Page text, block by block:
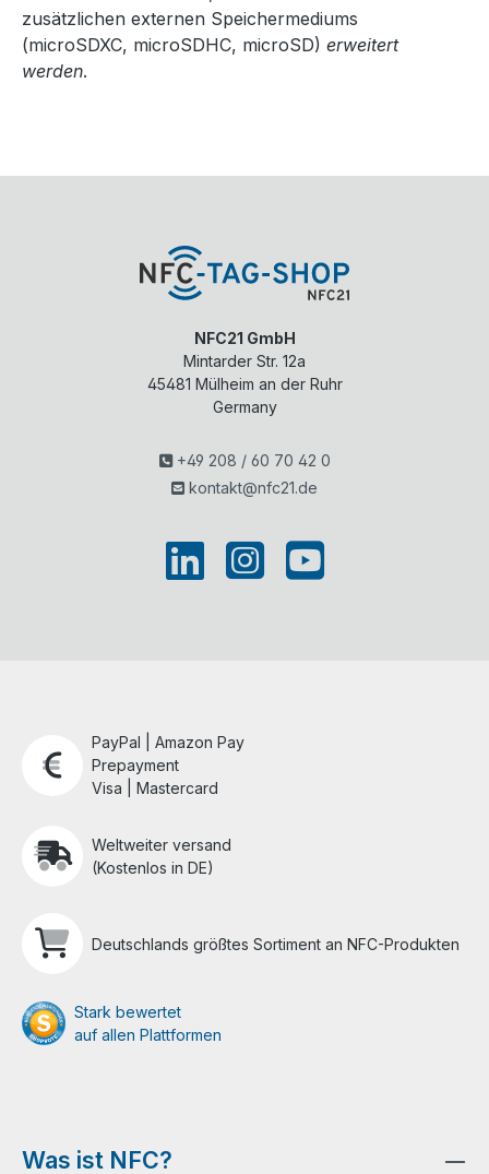
zusätzlichen externen Speichermediums
(microSDXC, microSDHC, microSD) erweitert
werden.
NFC21 GmbH
Mintarder Str. 12a
45481 Mülheim an der Ruhr
Germany
+49 208 / 60 70 42 0
kontakt@nfc21.de
PayPal | Amazon Pay
Prepayment
Visa | Mastercard
Weltweiter versand
(Kostenlos in DE)
Deutschlands größtes Sortiment an NFC-Produkten
Stark bewertet
auf allen Plattformen
Was ist NFC?